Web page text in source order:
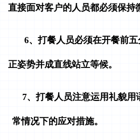
直接面对客户的人员都必须保持
6、打餐人员必须在开餐前
正姿势并成直线站立等候。
7、打餐人员注意运用礼貌用
常情况下的应对措施。